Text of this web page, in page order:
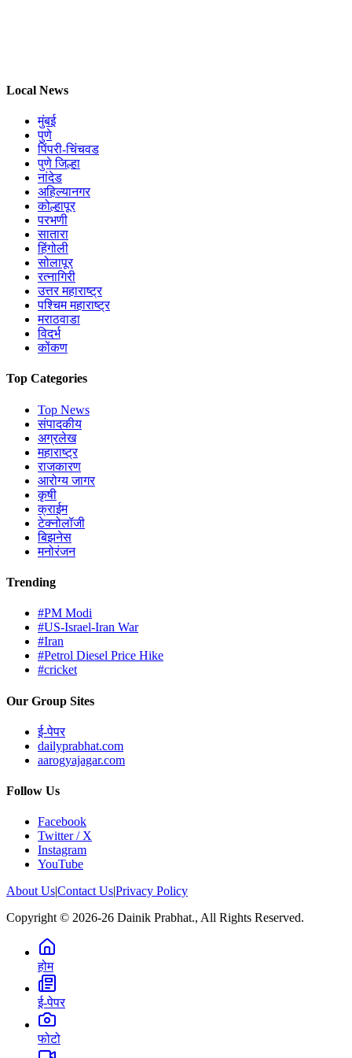
Local News
मुंबई
पुणे
पिंपरी-चिंचवड
पुणे जिल्हा
नांदेड
अहिल्यानगर
कोल्हापूर
परभणी
सातारा
हिंगोली
सोलापूर
रत्नागिरी
उत्तर महाराष्ट्र
पश्चिम महाराष्ट्र
मराठवाडा
विदर्भ
कोंकण
Top Categories
Top News
संपादकीय
अग्रलेख
महाराष्ट्र
राजकारण
आरोग्य जागर
कृषी
क्राईम
टेक्नोलॉजी
बिझनेस
मनोरंजन
Trending
#PM Modi
#US-Israel-Iran War
#Iran
#Petrol Diesel Price Hike
#cricket
Our Group Sites
ई-पेपर
dailyprabhat.com
aarogyajagar.com
Follow Us
Facebook
Twitter / X
Instagram
YouTube
About Us|Contact Us|Privacy Policy
Copyright © 2026-26 Dainik Prabhat., All Rights Reserved.
होम
ई-पेपर
फोटो